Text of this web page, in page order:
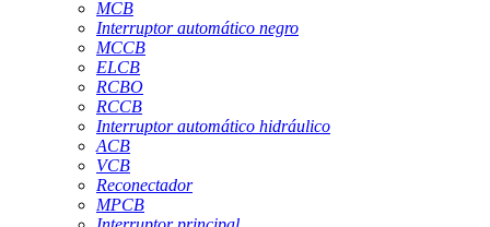
MCB
Interruptor automático negro
MCCB
ELCB
RCBO
RCCB
Interruptor automático hidráulico
ACB
VCB
Reconectador
MPCB